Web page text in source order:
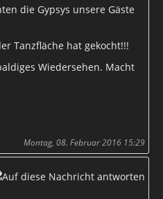
die Gypsys unsere Gäste
Tanzfläche hat gekocht!!!
Wiedersehen. Macht
Montag, 08. Februar 2016 15:29